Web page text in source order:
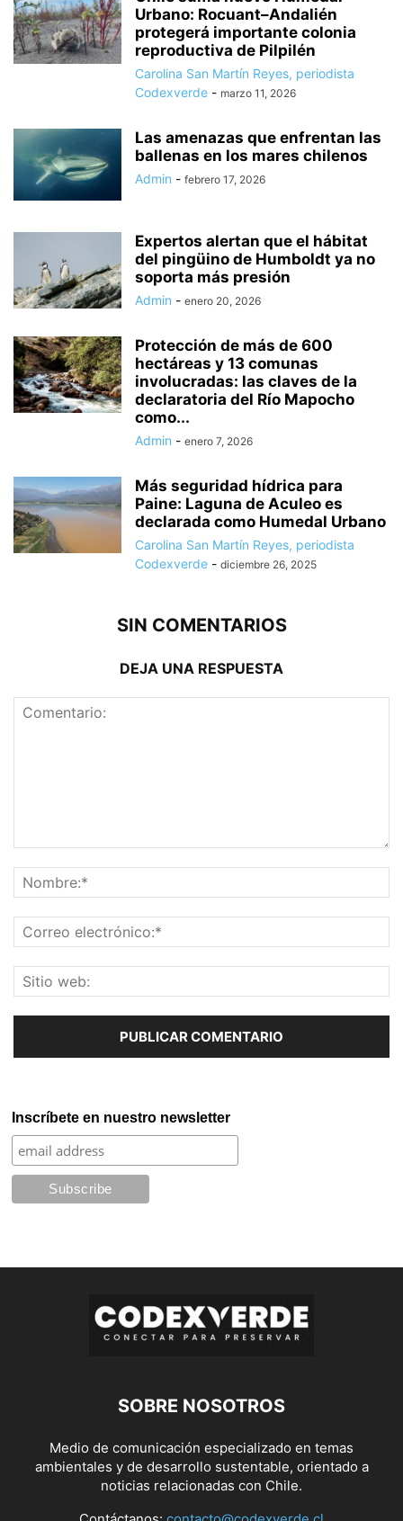
Urbano: Rocuant–Andalién
protegerá importante colonia
reproductiva de Pilpilén
Carolina San Martín Reyes, periodista
Codexverde - marzo 11, 2026
Las amenazas que enfrentan las
ballenas en los mares chilenos
Admin - febrero 17, 2026
Expertos alertan que el hábitat
del pingüino de Humboldt ya no
soporta más presión
Admin - enero 20, 2026
Protección de más de 600
hectáreas y 13 comunas
involucradas: las claves de la
declaratoria del Río Mapocho
como...
Admin - enero 7, 2026
Más seguridad hídrica para
Paine: Laguna de Aculeo es
declarada como Humedal Urbano
Carolina San Martín Reyes, periodista
Codexverde - diciembre 26, 2025
SIN COMENTARIOS
DEJA UNA RESPUESTA
Inscríbete en nuestro newsletter
SOBRE NOSOTROS
Medio de comunicación especializado en temas
ambientales y de desarrollo sustentable, orientado a
noticias relacionadas con Chile.